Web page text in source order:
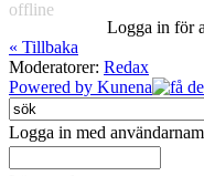
offline
Logga in för
« Tillbaka
Moderatorer: Redax
Powered by Kunena
Logga in med